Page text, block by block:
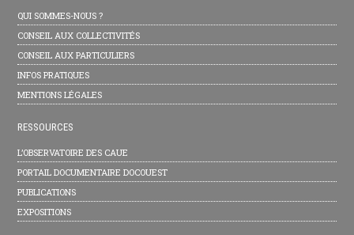
QUI SOMMES-NOUS ?
CONSEIL AUX COLLECTIVITÉS
CONSEIL AUX PARTICULIERS
INFOS PRATIQUES
MENTIONS LÉGALES
RESSOURCES
L’OBSERVATOIRE DES CAUE
PORTAIL DOCUMENTAIRE DOCOUEST
PUBLICATIONS
EXPOSITIONS